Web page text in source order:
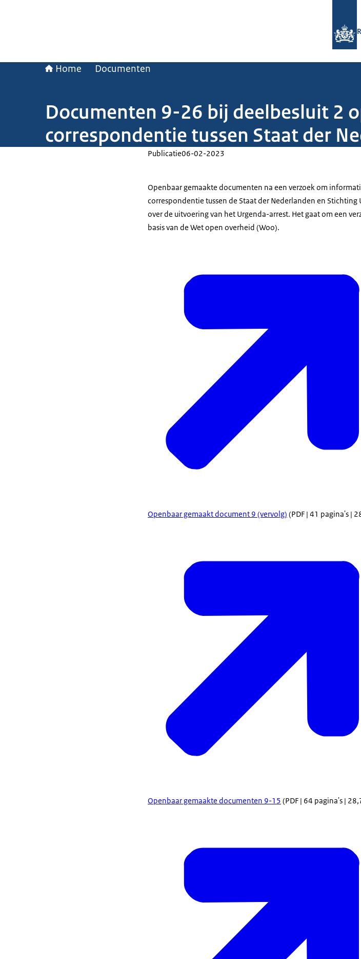
Home Documenten
Documenten 9-26 bij deelbesluit 2
correspondentie tussen Staat der
Publicatie06-02-2023
Openbaar gemaakte documenten na een verzoek om
correspondentie tussen de Staat der Nederlanden en Stichting
over de uitvoering van het Urgenda-arrest. Het gaat om een
basis van de Wet open overheid (Woo).
Openbaar gemaakt document 9 (vervolg) (PDF | 41 pagina's |
Openbaar gemaakte documenten 9-15 (PDF | 64 pagina's |